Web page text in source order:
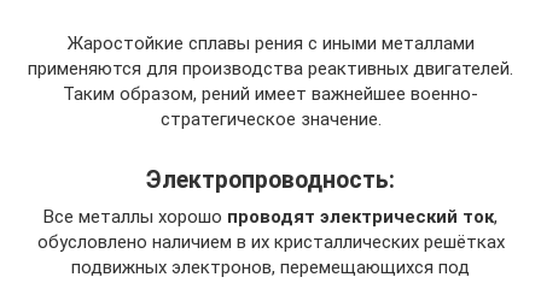
Жаростойкие сплавы рения с иными металлами
применяются для производства реактивных двигателей.
Таким образом, рений имеет важнейшее военно-
стратегическое значение.
Электропроводность:
Все металлы хорошо проводят электрический ток,
обусловлено наличием в их кристаллических решётках
подвижных электронов, перемещающихся под